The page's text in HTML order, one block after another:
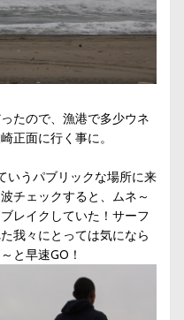
たので、漁港で多少ウネ
正面に行く事に。
いうパブリックな場所に来
チェックすると、ムネ～
レイクしていた！サーフ
我々にとっては気になら
と早速GO！